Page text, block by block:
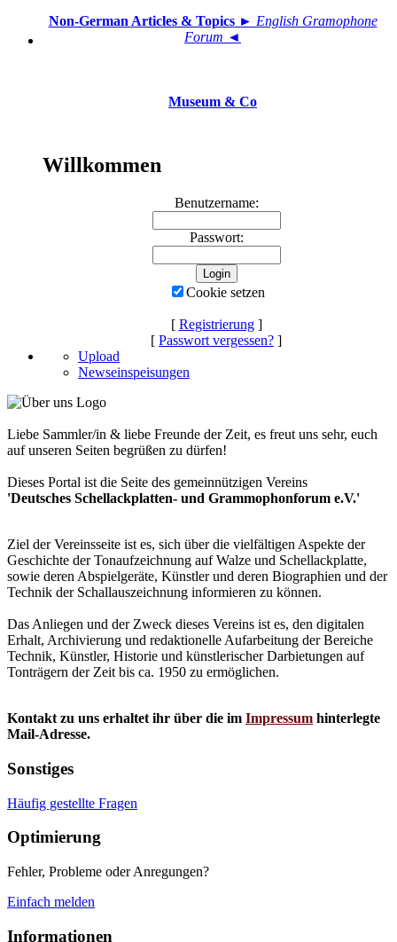
Non-German Articles & Topics► English Gramophone
Forum ◄
Museum & Co
Willkommen
Benutzername:
Passwort:
Cookie setzen
[ Registrierung]
[ Passwort vergessen? ]
Upload
Newseinspeisungen
Liebe Sammler/in & liebe Freunde der Zeit, es freut uns sehr, euch
auf unseren Seiten begrüßen zu dürfen!
Dieses Portal ist die Seite des gemeinnützigen Vereins
'Deutsches Schellackplatten- und Grammophonforum e.V.'
Ziel der Vereinsseite ist es, sich über die vielfältigen Aspekte der
Geschichte der Tonaufzeichnung auf Walze und Schellackplatte,
sowie deren Abspielgeräte, Künstler und deren Biographien und der
Technik der Schallauszeichnung informieren zu können.
Das Anliegen und der Zweck dieses Vereins ist es, den digitalen
Erhalt, Archivierung und redaktionelle Aufarbeitung der Bereiche
Technik, Künstler, Historie und künstlerischer Darbietungen auf
Tonträgern der Zeit bis ca. 1950 zu ermöglichen.
Kontakt zu uns erhaltet ihr über die im Impressum hinterlegte
Mail-Adresse.
Sonstiges
Häufig gestellte Fragen
Optimierung
Fehler, Probleme oder Anregungen?
Einfach melden
Informationen